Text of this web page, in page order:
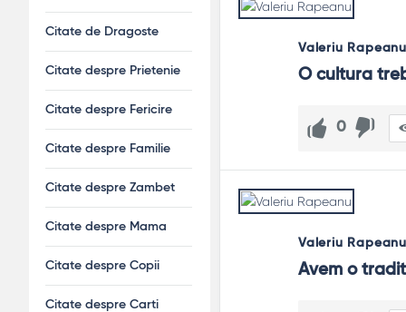
Valeriu Rapeanu
O cultura
0
Valeriu Rapeanu
Avem o
Citate de Dragoste
Citate despre Prietenie
Citate despre Fericire
Citate despre Familie
Citate despre Zambet
Citate despre Mama
Citate despre Copii
Citate despre Carti